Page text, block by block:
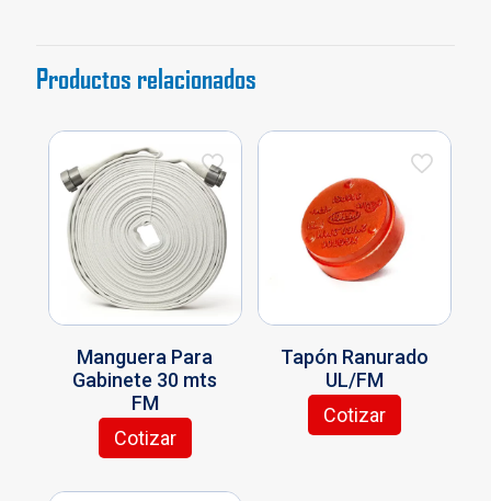
Productos relacionados
Manguera Para
Gabinete 30 mts
FM
Cotizar
Tapón Ranurado
UL/FM
Cotizar
Este